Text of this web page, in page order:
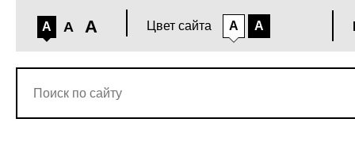
A A A Цвет сайта A A